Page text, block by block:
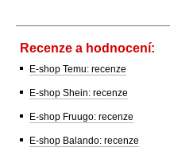
Recenze a hodnocení:
E-shop Temu: recenze
E-shop Shein: recenze
E-shop Fruugo: recenze
E-shop Balando: recenze